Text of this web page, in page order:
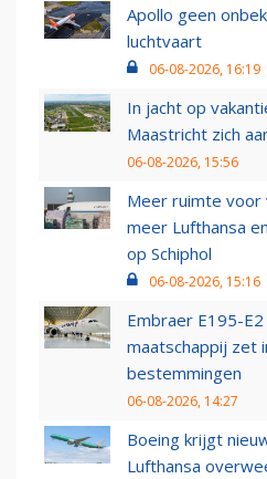
Apollo geen
luchtvaart
06-08-2026, 16:19
In jacht op
Maastricht zich
06-08-2026, 15:56
Meer ruimte
meer Lufthansa
op Schiphol
06-08-2026, 15:16
Embraer E195-
maatschappij zet
bestemmingen
06-08-2026, 14:27
Boeing krijgt
Lufthansa